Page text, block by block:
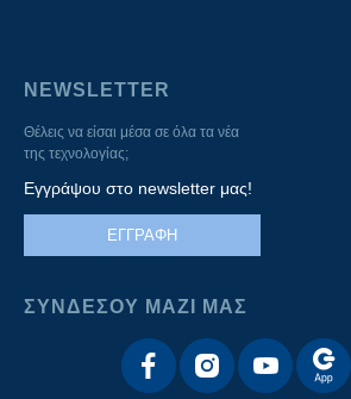
NEWSLETTER
Θέλεις να είσαι μέσα σε όλα τα νέα
της τεχνολογίας;
Εγγράψου στο newsletter μας!
ΕΓΓΡΑΦΗ
ΣΥΝΔΕΣΟΥ ΜΑΖΙ ΜΑΣ